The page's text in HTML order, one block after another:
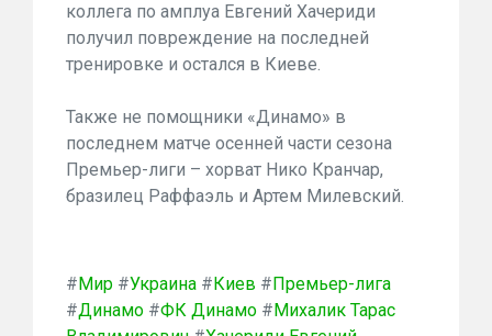
коллега по амплуа Евгений Хачериди
получил повреждение на последней
тренировке и остался в Киеве.
Также не помощники «Динамо» в
последнем матче осенней части сезона
Премьер-лиги – хорват Нико Кранчар,
бразилец Раффаэль и Артем Милевский.
#Мир #Украина #Киев #Премьер-лига
#Динамо #ФК Динамо #Михалик Тарас